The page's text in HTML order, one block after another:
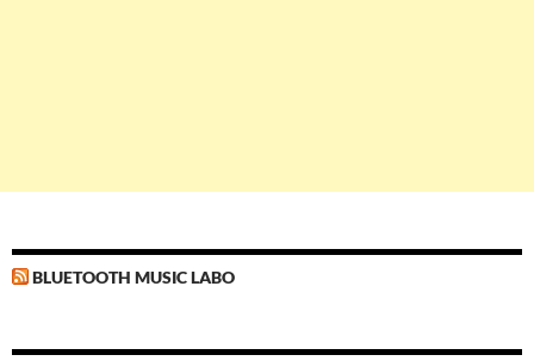
BLUETOOTH MUSIC LABO